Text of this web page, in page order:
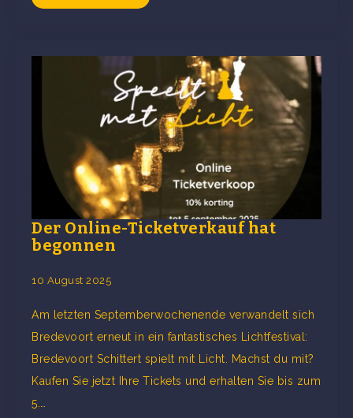
Der Online-Ticketverkauf hat
begonnen
10 August 2025
Am letzten Septemberwochenende verwandelt sich
Bredevoort erneut in ein fantastisches Lichtfestival:
Bredevoort Schittert spielt mit Licht. Machst du mit?
Kaufen Sie jetzt Ihre Tickets und erhalten Sie bis zum
5.…